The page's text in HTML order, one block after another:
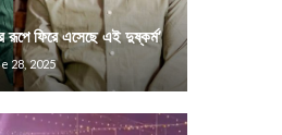
ফিরে এসেছে এই দুষ্কর্ম’
28, 2025